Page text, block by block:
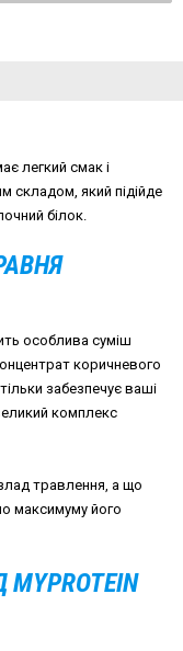
легкий смак і
складом, який підійде
білок.
особлива суміш
коричневого
забезпечує ваші
комплекс
травлення, а що
максимуму його
MYPROTEIN